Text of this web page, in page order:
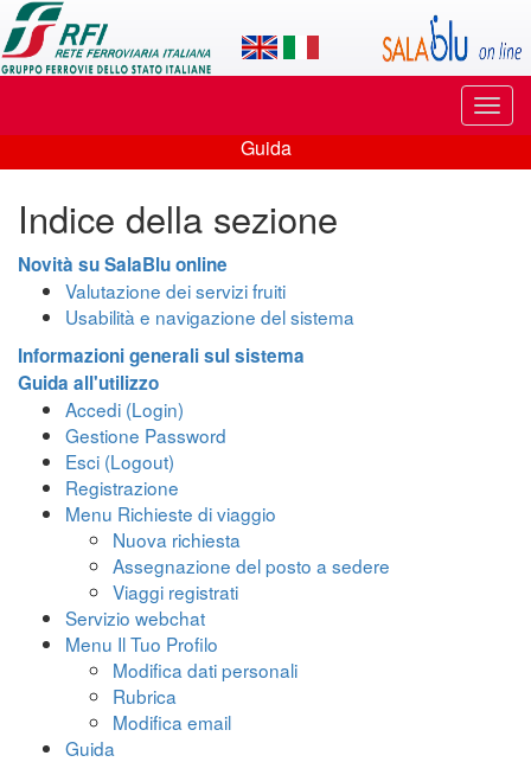
Applicazione
SalaBlu
Online
di
Rete
Ferroviaria
Italiana
di
Guida
Guida
Indice della sezione
Novità su SalaBlu online
Valutazione dei servizi fruiti
Usabilità e navigazione del sistema
Informazioni generali sul sistema
Guida all'utilizzo
Accedi (Login)
Gestione Password
Esci (Logout)
Registrazione
Menu Richieste di viaggio
Nuova richiesta
Assegnazione del posto a sedere
Viaggi registrati
Servizio webchat
Menu Il Tuo Profilo
Modifica dati personali
Rubrica
Modifica email
Guida